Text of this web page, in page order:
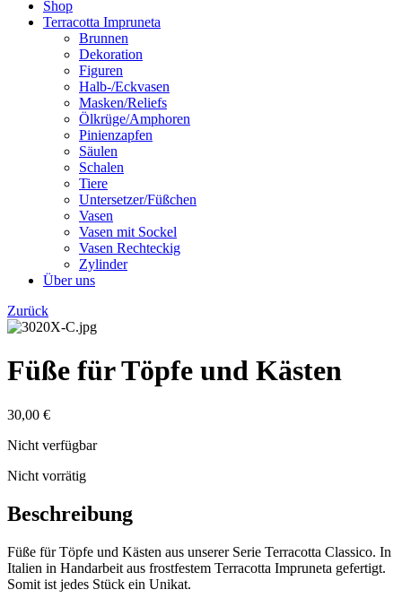
Shop
Terracotta Impruneta
Brunnen
Dekoration
Figuren
Halb-/Eckvasen
Masken/Reliefs
Ölkrüge/Amphoren
Pinienzapfen
Säulen
Schalen
Tiere
Untersetzer/Füßchen
Vasen
Vasen mit Sockel
Vasen Rechteckig
Zylinder
Über uns
Zurück
Füße für Töpfe und Kästen
30,00 €
Nicht verfügbar
Nicht vorrätig
Beschreibung
Füße für Töpfe und Kästen aus unserer Serie Terracotta Classico. In
Italien in Handarbeit aus frostfestem Terracotta Impruneta gefertigt.
Somit ist jedes Stück ein Unikat.